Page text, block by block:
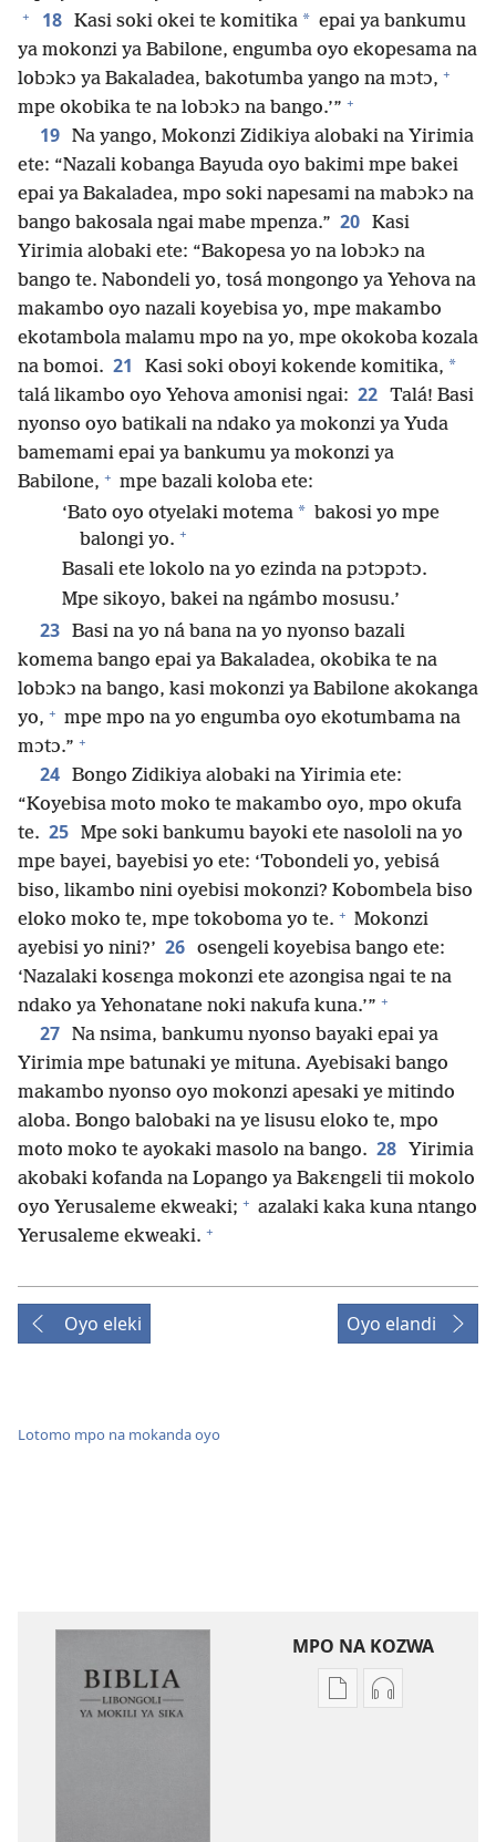
+ 18 Kasi soki okei te komitika * epai ya bankumu
ya mokonzi ya Babilone, engumba oyo ekopesama na
lobɔkɔ ya Bakaladea, bakotumba yango na mɔtɔ, +
mpe okobika te na lobɔkɔ na bango.’” +
19 Na yango, Mokonzi Zidikiya alobaki na Yirimia
ete: “Nazali kobanga Bayuda oyo bakimi mpe bakei
epai ya Bakaladea, mpo soki napesami na mabɔkɔ na
bango bakosala ngai mabe mpenza.” 20 Kasi
Yirimia alobaki ete: “Bakopesa yo na lobɔkɔ na
bango te. Nabondeli yo, tosá mongongo ya Yehova na
makambo oyo nazali koyebisa yo, mpe makambo
ekotambola malamu mpo na yo, mpe okokoba kozala
na bomoi. 21 Kasi soki oboyi kokende komitika, *
talá likambo oyo Yehova amonisi ngai: 22 Talá! Basi
nyonso oyo batikali na ndako ya mokonzi ya Yuda
bamemami epai ya bankumu ya mokonzi ya
Babilone, + mpe bazali koloba ete:
‘Bato oyo otyelaki motema * bakosi yo mpe
balongi yo. +
Basali ete lokolo na yo ezinda na pɔtɔpɔtɔ.
Mpe sikoyo, bakei na ngámbo mosusu.’
23 Basi na yo ná bana na yo nyonso bazali
komema bango epai ya Bakaladea, okobika te na
lobɔkɔ na bango, kasi mokonzi ya Babilone akokanga
yo, + mpe mpo na yo engumba oyo ekotumbama na
mɔtɔ.” +
24 Bongo Zidikiya alobaki na Yirimia ete:
“Koyebisa moto moko te makambo oyo, mpo okufa
te. 25 Mpe soki bankumu bayoki ete nasololi na yo
mpe bayei, bayebisi yo ete: ‘Tobondeli yo, yebisá
biso, likambo nini oyebisi mokonzi? Kobombela biso
eloko moko te, mpe tokoboma yo te. + Mokonzi
ayebisi yo nini?’ 26 osengeli koyebisa bango ete:
‘Nazalaki kosɛnga mokonzi ete azongisa ngai te na
ndako ya Yehonatane noki nakufa kuna.’” +
27 Na nsima, bankumu nyonso bayaki epai ya
Yirimia mpe batunaki ye mituna. Ayebisaki bango
makambo nyonso oyo mokonzi apesaki ye mitindo
aloba. Bongo balobaki na ye lisusu eloko te, mpo
moto moko te ayokaki masolo na bango. 28 Yirimia
akobaki kofanda na Lopango ya Bakɛngɛli tii mokolo
oyo Yerusaleme ekweaki; + azalaki kaka kuna ntango
Yerusaleme ekweaki. +
Oyo eleki Oyo elandi
Lotomo mpo na mokanda oyo
MPO NA KOZWA
NdengeNdenge